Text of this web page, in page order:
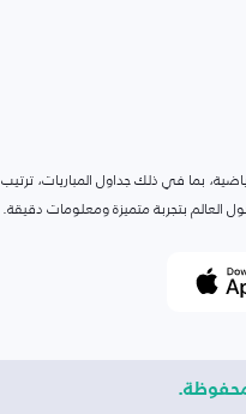
بما في ذلك جداول المباريات، ترتيب
العالم بتجربة متميزة ومعلومات دقيقة.